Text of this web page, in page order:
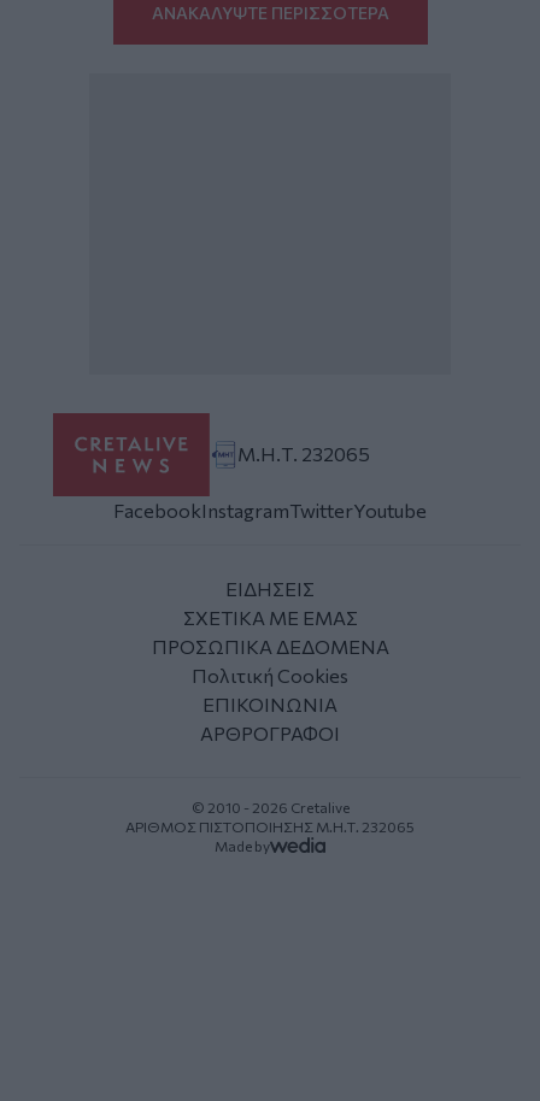
ΑΝΑΚΑΛΥΨΤΕ ΠΕΡΙΣΣΟΤΕΡΑ
Μ.Η.Τ. 232065
FacebookInstagramTwitterYoutube
ΕΙΔΗΣΕΙΣ
ΣΧΕΤΙΚΑ ΜΕ ΕΜΑΣ
ΠΡΟΣΩΠΙΚΑ ΔΕΔΟΜΕΝΑ
Πολιτική Cookies
ΕΠΙΚΟΙΝΩΝΙΑ
ΑΡΘΡΟΓΡΑΦΟΙ
© 2010 - 2026 Cretalive
ΑΡΙΘΜΟΣ ΠΙΣΤΟΠΟΙΗΣΗΣ Μ.Η.Τ. 232065
Made by